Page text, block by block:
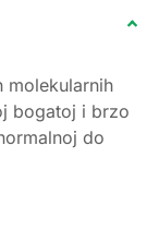
molekularnih
bogatoj i brzo
do